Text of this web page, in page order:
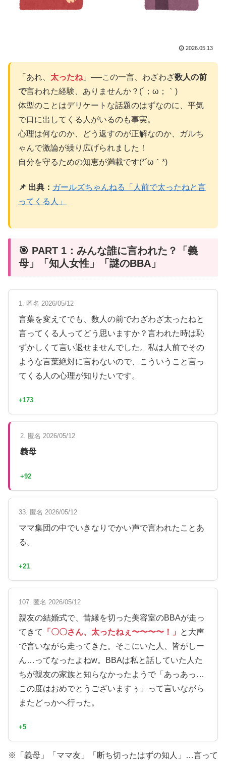
2026.05.13
「あれ、 太ったね 」──この一言、わざわざ数人の前
で言われた経験、ありませんか？(´；ω；｀)
体型のことはデリケートな話題のはずなのに、平気
で口に出してくる人がいるのも事実。
心理は何なのか、どう返すのが正解なのか、ガルち
ゃんで激論が繰り広げられました！
自分を守るための知恵が満載です(*´ω｀*)
📌 出典： ガールズちゃんねる「人前で太ったねと言
ってくる人」
🎯 PART 1：みんな誰に言われた？「義
母」「知人女性」「謎のBBA」
1. 匿名 2026/05/12
言葉を変えてでも、数人の前でわざわざ太ったねと
言ってくる人ってどう思いますか？言われた時は恥
ずかしくて言い返せませんでした。私は人前でその
ような言葉絶対に言わないので、こういうこと言っ
てくる人の心理が知りたいです。
+173
2. 匿名 2026/05/12
義母
+92
33. 匿名 2026/05/12
ママ集団の中でいきなりでかい声で言われたことあ
る。
+21
107. 匿名 2026/05/12
親友の結婚式で、昔縁を切った美容室のBBAが走っ
てきて
「〇〇さん、太ったねぇ〜〜〜〜！」
と大声
で言いながら走ってきた。そこにいた人、皆がしー
ん…ってなったよねw。BBAは私と話していた人た
ちが親友の家族と知らなかったようで「あっあっ…
この度はおめでとうございますぅ」って言いながら
またどっかへ行った。
+5
※「義母」「ママ友」「断ち切ったはずの知人」…言って